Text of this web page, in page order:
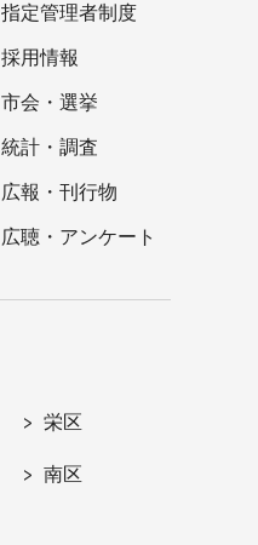
指定管理者制度
採用情報
市会・選挙
統計・調査
広報・刊行物
広聴・アンケート
栄区
南区